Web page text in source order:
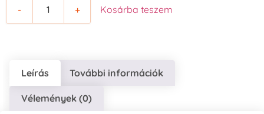
- + Kosárba teszem
Leírás További információk
Vélemények (0)